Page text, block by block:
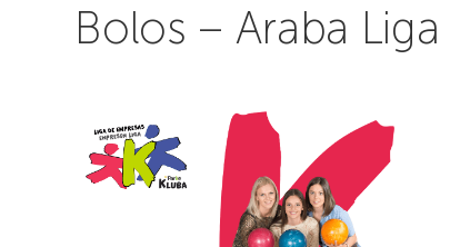
Bolos – Araba